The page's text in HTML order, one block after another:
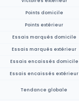
Points domicile
Points extérieur
Essais marqués domicile
Essais marqués extérieur
Essais encaissés domicile
Essais encaissés extérieur
Tendance globale